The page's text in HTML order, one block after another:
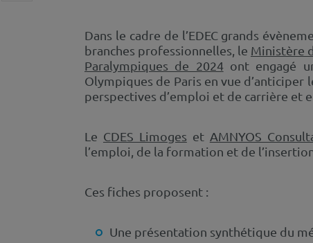
Dans le cadre de l’EDEC grands
branches professionnelles, le Ministère
Paralympiques de 2024ont engagé
Olympiques de Paris en vue
perspectives d’emploi et de carrière et
Le CDES Limoges et AMNYOS
l’emploi, de la formation et de
Ces fiches proposent :
Une présentation synthétique du